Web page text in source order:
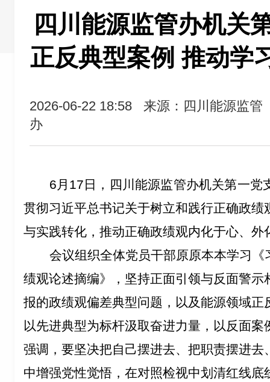
四川能源监管办机关
正反典型案例 推动学
2026-06-22 18:58
来源：四川能源监管
办
6 月 17 日，四川能源监管办机关第一
贯彻习近平总书记关于树立和践行正确政
与实践转化，推动正确政绩观内化于心、外
会议组织全体党员干部原原本本学习
绩观论述摘编》，坚持正面引领与反面警
报的政绩观偏差典型问题，以及能源领域
以先进典型为标杆汲取奋进力量，以反面
强调，要坚决把自己摆进去、把职责摆进
中增强党性觉悟，在对照检视中划清红线底